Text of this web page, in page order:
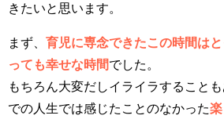
きたいと思います。
まず、 育児に専念できたこの時間は
っても幸せな時間でした。
もちろん大変だしイライラすること
での人生では感じたことのなかった